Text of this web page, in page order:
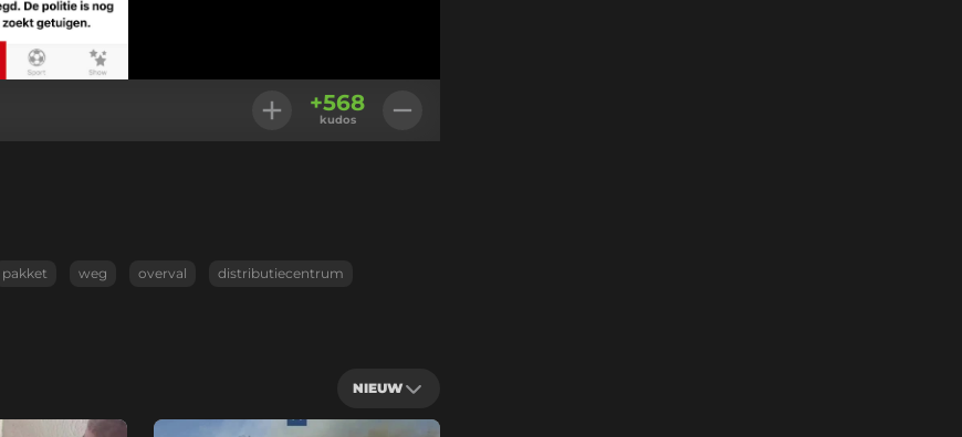
+568
kudos
pakket weg overval distributiecentrum
NIEUW